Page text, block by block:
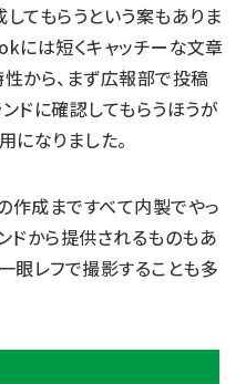
てもらうという案もありま
には短くキャッチーな文章
から、まず広報部で投稿
ドに確認してもらうほうが
になりました。
成まですべて内製でやっ
ドから提供されるものもあ
眼レフで撮影することも多